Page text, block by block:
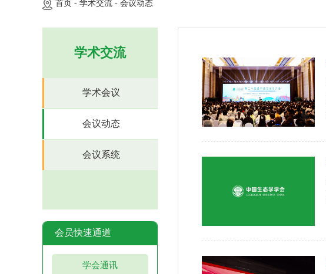
首页 - 学术交流 - 会议动态
学术交流
学术会议
会议动态
会议系统
会员快速通道
学会通讯